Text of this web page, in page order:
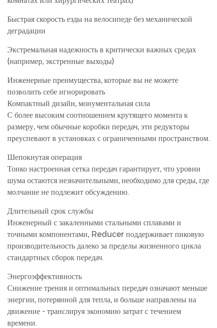
Быстрая скорость езды на велосипеде без механической
деградации
Экстремальная надежность в критически важных средах
(например, экстренные выходы)
Инженерные преимущества, которые вы не можете
позволить себе игнорировать
Компактный дизайн, монументальная сила
С более высоким соотношением крутящего момента к
размеру, чем обычные коробки передач, эти редукторы
преуспевают в установках с ограниченными пространством.
Шепокнутая операция
Тонко настроенная сетка передач гарантирует, что уровни
шума остаются незначительными, необходимо для среды, где
молчание не подлежит обсуждению.
Длительный срок службы
Инженерный с закаленными стальными сплавами и
точными компонентами, Reducer поддерживает пиковую
производительность далеко за пределы жизненного цикла
стандартных сборок передач.
Энергоэффективность
Снижение трения и оптимальных передач означают меньше
энергии, потерянной для тепла, и больше направлены на
движение - транслируя экономию затрат с течением
времени.